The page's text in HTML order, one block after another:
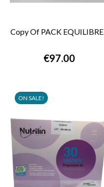
Copy Of PACK EQUILIBRE...
€97.00
ON SALE!